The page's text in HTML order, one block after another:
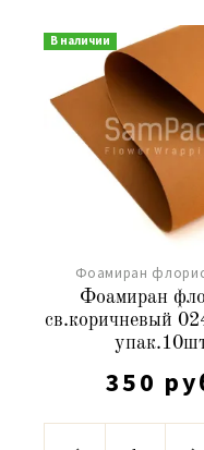
В наличии
Фоамиран
Фоамиран
св.коричневый
350